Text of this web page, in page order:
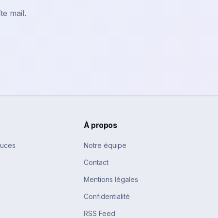
mail.
À propos
Notre équipe
Contact
Mentions légales
Confidentialité
RSS Feed